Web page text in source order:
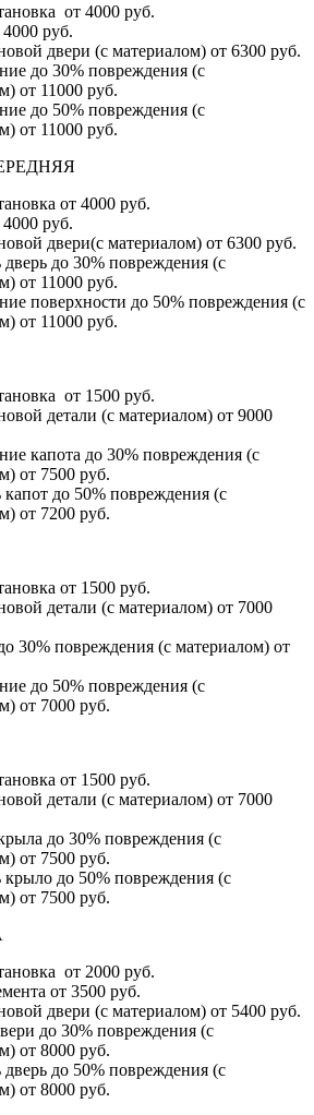
от 4000 руб.
руб.
двери (с материалом) от 6300 руб.
до 30% повреждения (с
от 11000 руб.
до 50% повреждения (с
от 11000 руб.
от 4000 руб.
руб.
двери(с материалом) от 6300 руб.
дверь до 30% повреждения (с
от 11000 руб.
поверхности до 50% повреждения (с
от 11000 руб.
от 1500 руб.
детали (с материалом) от 9000
капота до 30% повреждения (с
от 7500 руб.
капот до 50% повреждения (с
от 7200 руб.
от 1500 руб.
детали (с материалом) от 7000
30% повреждения (с материалом) от
до 50% повреждения (с
от 7000 руб.
от 1500 руб.
детали (с материалом) от 7000
до 30% повреждения (с
от 7500 руб.
крыло до 50% повреждения (с
от 7500 руб.
от 2000 руб.
от 3500 руб.
двери (с материалом) от 5400 руб.
до 30% повреждения (с
от 8000 руб.
дверь до 50% повреждения (с
от 8000 руб.